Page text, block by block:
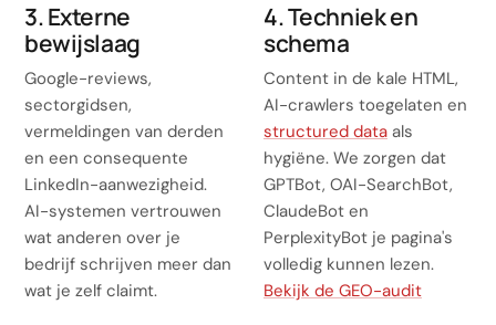
3. Externe
bewijslaag
Google-reviews,
sectorgidsen,
vermeldingen van derden
en een consequente
LinkedIn-aanwezigheid.
AI-systemen vertrouwen
wat anderen over je
bedrijf schrijven meer dan
wat je zelf claimt.
4. Techniek en
schema
Content in de kale HTML,
AI-crawlers toegelaten en
structured data als
hygiëne. We zorgen dat
GPTBot, OAI-SearchBot,
ClaudeBot en
PerplexityBot je pagina's
volledig kunnen lezen.
Bekijk de GEO-audit